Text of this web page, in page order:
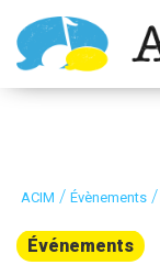
Ouvrir la
ACIM / Évènements /
Événements